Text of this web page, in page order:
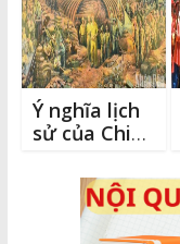
Ý nghĩa lịch
sử của Chiến
Biên Phủ